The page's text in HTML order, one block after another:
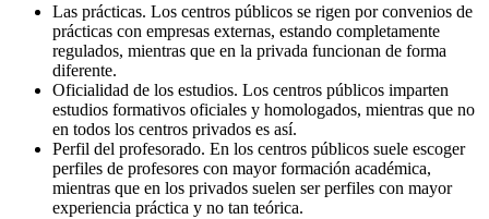
Las prácticas. Los centros públicos se rigen por convenios de
prácticas con empresas externas, estando completamente
regulados, mientras que en la privada funcionan de forma
diferente.
Oficialidad de los estudios. Los centros públicos imparten
estudios formativos oficiales y homologados, mientras que no
en todos los centros privados es así.
Perfil del profesorado. En los centros públicos suele escoger
perfiles de profesores con mayor formación académica,
mientras que en los privados suelen ser perfiles con mayor
experiencia práctica y no tan teórica.